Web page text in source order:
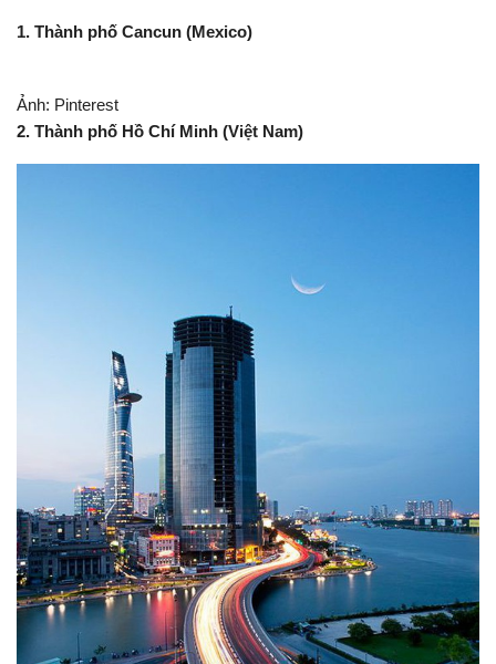
1. Thành phố Cancun (Mexico)